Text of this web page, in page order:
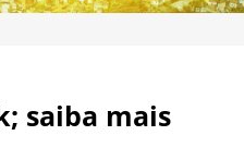
saiba mais